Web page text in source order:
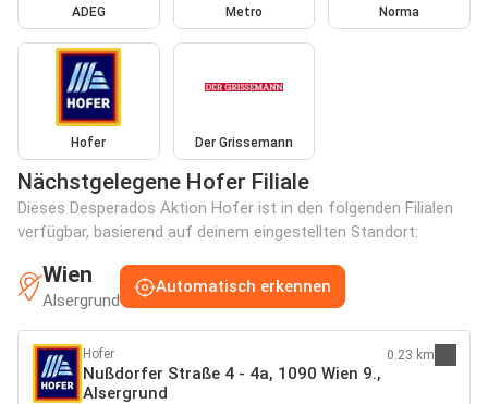
ADEG Metro Norma
Hofer Der Grissemann
Nächstgelegene Hofer Filiale
Dieses Desperados Aktion Hofer ist in den folgenden Filialen
verfügbar, basierend auf deinem eingestellten Standort:
Wien
Alsergrund
Automatisch erkennen
Hofer
Nußdorfer Straße 4 - 4a, 1090 Wien 9.,
Alsergrund
0.23 km